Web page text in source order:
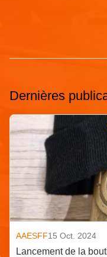
Dernières
AAESFF15 Oct. 2024
Lancement de la